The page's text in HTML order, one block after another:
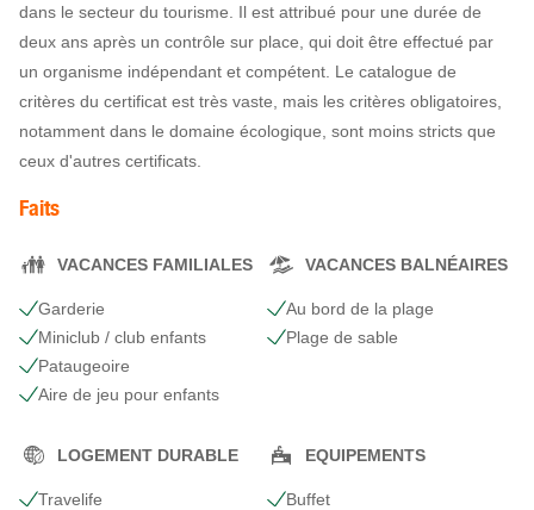
dans le secteur du tourisme. Il est attribué pour une durée de
deux ans après un contrôle sur place, qui doit être effectué par
un organisme indépendant et compétent. Le catalogue de
critères du certificat est très vaste, mais les critères obligatoires,
notamment dans le domaine écologique, sont moins stricts que
ceux d'autres certificats.
Faits
VACANCES FAMILIALES
Garderie
Miniclub / club enfants
Pataugeoire
Aire de jeu pour enfants
VACANCES BALNÉAIRES
Au bord de la plage
Plage de sable
LOGEMENT DURABLE
Travelife
EQUIPEMENTS
Buffet